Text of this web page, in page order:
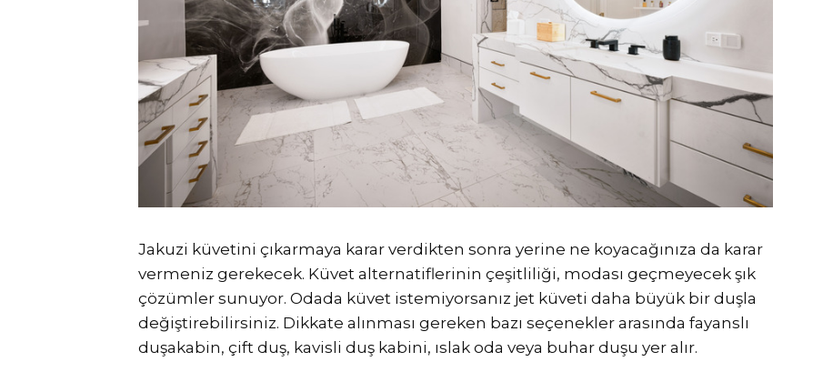
Jakuzi küvetini çıkarmaya karar verdikten sonra yerine ne koyacağınıza da karar
vermeniz gerekecek. Küvet alternatiflerinin çeşitliliği, modası geçmeyecek şık
çözümler sunuyor. Odada küvet istemiyorsanız jet küveti daha büyük bir duşla
değiştirebilirsiniz. Dikkate alınması gereken bazı seçenekler arasında fayanslı
duşakabin, çift duş, kavisli duş kabini, ıslak oda veya buhar duşu yer alır.